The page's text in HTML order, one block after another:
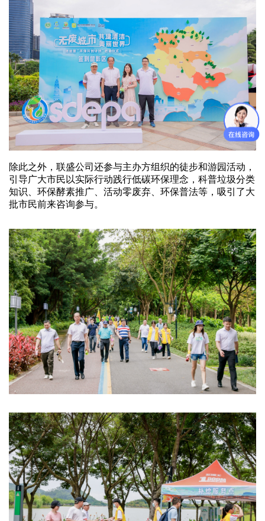
除此之外，联盛公司还参与主办方组织的徒步和游园活动，
引导广大市民以实际行动践行低碳环保理念，科普垃圾分类
知识、环保酵素推广、活动零废弃、环保普法等，吸引了大
批市民前来咨询参与。